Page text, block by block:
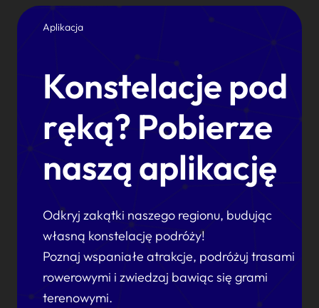
Aplikacja
Konstelacje pod
ręką? Pobierze
naszą aplikację
Odkryj zakątki naszego regionu, budując
własną konstelację podróży!
Poznaj wspaniałe atrakcje, podróżuj trasami
rowerowymi i zwiedzaj bawiąc się grami
terenowymi.